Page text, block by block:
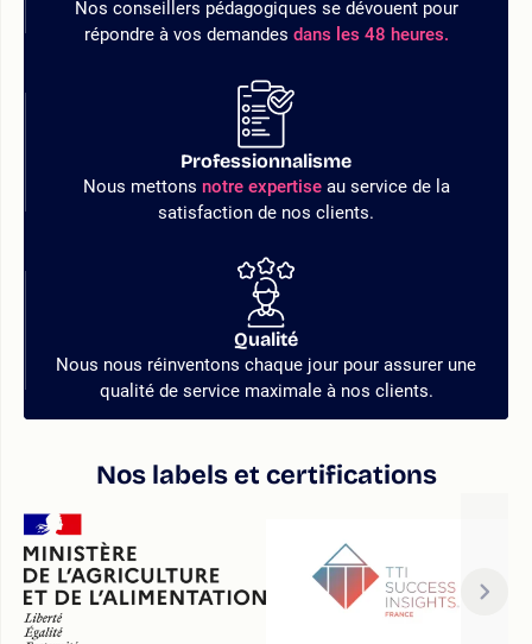
Nos conseillers pédagogiques se dévouent pour
répondre à vos demandes dans les 48 heures.
Professionnalisme
Nous mettons notre expertiseau service de la
satisfaction de nos clients.
Qualité
Nous nous réinventons chaque jour pour assurer une
qualité de service maximale à nos clients.
Nos labels et certifications